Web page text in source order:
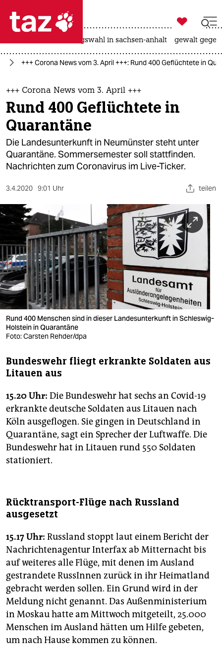
 taz zahl ich
taz zahl ich
themen
politik
öko
gesellschaft
sport
berlin
nord
wahrheit
verlag
verlag
veranstaltungen
fragen & hilfe
abo
genossenschaft
epaper login

taz zahl ich
landtagswahl in sachsen-anhalt gewalt
+++ Corona News vom 3. April +++: Rund 400 Geflüchtete in
+++ Corona News vom 3. April +++
Rund 400 Geflüchtete in
Quarantäne
Die Landesunterkunft in Neumünster steht unter
Quarantäne. Sommersemester soll stattfinden.
Nachrichten zum Coronavirus im Live-Ticker.
3.4.2020 9:01 Uhr teilen
Rund 400 Menschen sind in dieser Landesunterkunft in Schleswig-
Holstein in Quarantäne
Foto: Carsten Rehder/dpa
Bundeswehr fliegt erkrankte Soldaten aus
Litauen aus
15.20 Uhr: Die Bundeswehr hat sechs an Covid-19
erkrankte deutsche Soldaten aus Litauen nach
Köln ausgeflogen. Sie gingen in Deutschland in
Quarantäne, sagt ein Sprecher der Luftwaffe. Die
Bundeswehr hat in Litauen rund 550 Soldaten
stationiert.
Rücktransport-Flüge nach Russland
ausgesetzt
15.17 Uhr: Russland stoppt laut einem Bericht der
Nachrichtenagentur Interfax ab Mitternacht bis
auf weiteres alle Flüge, mit denen im Ausland
gestrandete RussInnen zurück in ihr Heimatland
gebracht werden sollen. Ein Grund wird in der
Meldung nicht genannt. Das Außenministerium
in Moskau hatte am Mittwoch mitgeteilt, 25.000
Menschen im Ausland hätten um Hilfe gebeten,
um nach Hause kommen zu können.